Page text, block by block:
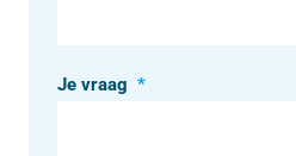
Je vraag *